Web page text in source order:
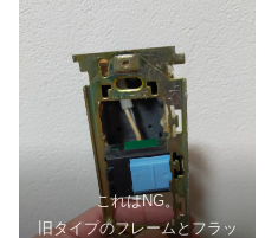
これはNG。
旧タイプのフレームとフラッ